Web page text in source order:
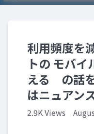
利用頻度を
トの モバ
える の話
はニュアン
2.9K Views